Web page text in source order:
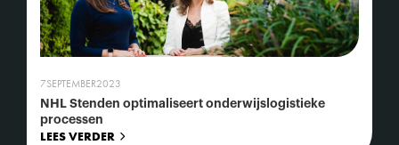
7SEPTEMBER2023
NHL Stenden optimaliseert onderwijslogistieke
processen
LEES VERDER